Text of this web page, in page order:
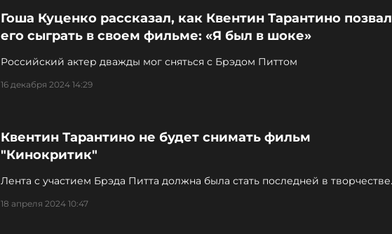
Гоша Куценко рассказал, как Квентин Тарантино позвал
его сыграть в своем фильме: «Я был в шоке»
Российский актер дважды мог сняться с Брэдом Питтом
16 декабря 2024 14:29
Квентин Тарантино не будет снимать фильм
"Кинокритик"
Лента с участием Брэда Питта должна была стать последней в творчестве
18 апреля 2024 10:47